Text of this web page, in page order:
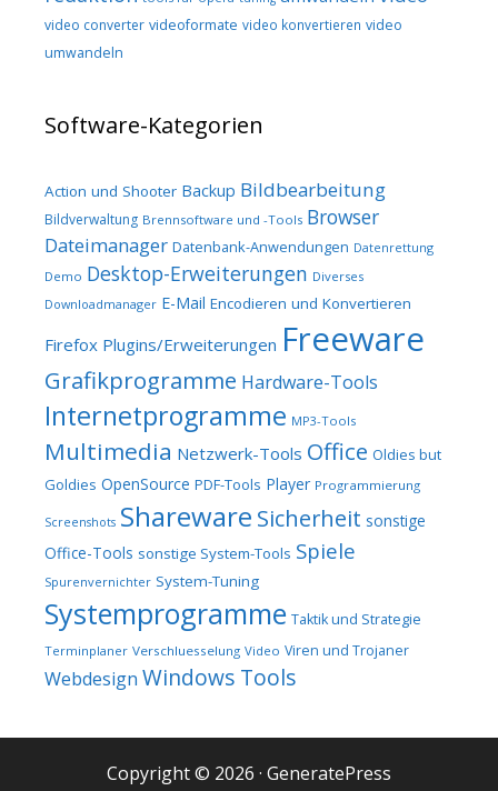
video converter videoformate video konvertieren video
umwandeln
Software-Kategorien
Action und Shooter Backup Bildbearbeitung
Bildverwaltung Brennsoftware und -Tools Browser
Dateimanager Datenbank-Anwendungen Datenrettung
Demo Desktop-Erweiterungen Diverses
Downloadmanager E-Mail Encodieren und Konvertieren
Firefox Plugins/Erweiterungen Freeware
Grafikprogramme Hardware-Tools
Internetprogramme MP3-Tools
Multimedia Netzwerk-Tools Office Oldies but
Goldies OpenSource PDF-Tools Player Programmierung
Screenshots Shareware Sicherheit sonstige
Office-Tools sonstige System-Tools Spiele
Spurenvernichter System-Tuning
Systemprogramme Taktik und Strategie
Terminplaner Verschluesselung Video Viren und Trojaner
Webdesign Windows Tools
Copyright © 2026 · GeneratePress